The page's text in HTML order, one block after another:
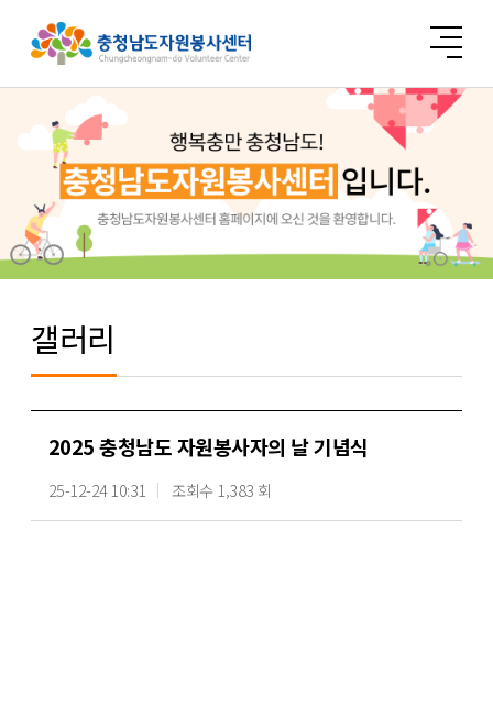
갤러리
2025 충청남도 자원봉사자의 날 기념식
25-12-24 10:31 조회수 1,383 회